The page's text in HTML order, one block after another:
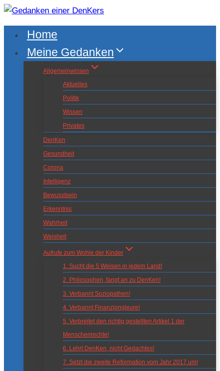
Zum
Inhalt
springenHome
Meine Gedanken
Allgemeinwissen
Aktuelles
Politik
Wissen
Privates
DenKen
Gesundheit
Corona
Intelligenz
Bewusstsein
Erkenntnis
Wahrheit
Weisheit
Aufrufe zum Wohle der Kinder
1. Sucht die 5 Weisen in jedem Land!
2. Philosophen, fangt an zu DenKen!
3. Verbannt Soziopathen!
4. Verbannt Finanzjongleure!
5. Verbreitet den richtig gestellten Artikel 1 der
Menschenrechte!
6. Lehrt DenKen, nicht Gedachtes!
7. Setzt die zweite Reformation vom Jahr 2017 um!